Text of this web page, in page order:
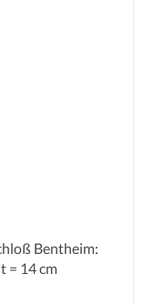
5 Sternen
Bentheim:
= 14 cm